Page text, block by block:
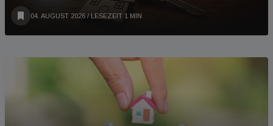
04. AUGUST 2026 / LESEZEIT 1 MIN